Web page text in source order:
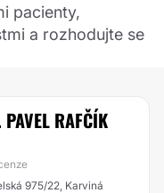
pacienty,
a rozhodujte se
RAFČÍK
975/22, Karviná